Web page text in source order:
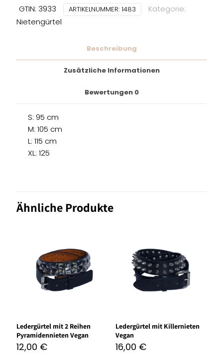
weiß
Menge
GTIN: 3933 ARTIKELNUMMER: 1483
Kategorie:
Nietengürtel
Beschreibung
Zusätzliche Informationen
Bewertungen 0
S: 95 cm
M: 105 cm
L: 115 cm
XL: 125
Ähnliche Produkte
Ledergürtel mit 2 Reihen
Pyramidennieten Vegan
12,00 €
Ledergürtel mit Killernieten
Vegan
16,00 €